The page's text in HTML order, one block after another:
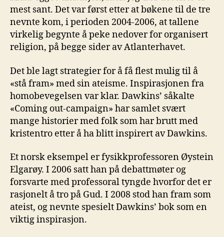
mest sant. Det var først etter at bøkene til de tre
nevnte kom, i perioden 2004-2006, at tallene
virkelig begynte å peke nedover for organisert
religion, på begge sider av Atlanterhavet.
Det ble lagt strategier for å få flest mulig til å
«stå fram» med sin ateisme. Inspirasjonen fra
homobevegelsen var klar. Dawkins’ såkalte
«Coming out-campaign» har samlet svært
mange historier med folk som har brutt med
kristentro etter å ha blitt inspirert av Dawkins.
Et norsk eksempel er fysikkprofessoren Øystein
Elgarøy. I 2006 satt han på debattmøter og
forsvarte med professoral tyngde hvorfor det er
rasjonelt å tro på Gud. I 2008 stod han fram som
ateist, og nevnte spesielt Dawkins’ bok som en
viktig inspirasjon.